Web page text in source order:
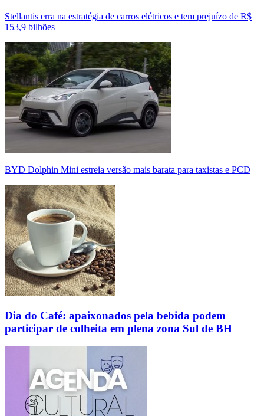
Stellantis erra na estratégia de carros elétricos e tem prejuízo de R$
153,9 bilhões
BYD Dolphin Mini estreia versão mais barata para taxistas e PCD
Dia do Café: apaixonados pela bebida podem
participar de colheita em plena zona Sul de BH